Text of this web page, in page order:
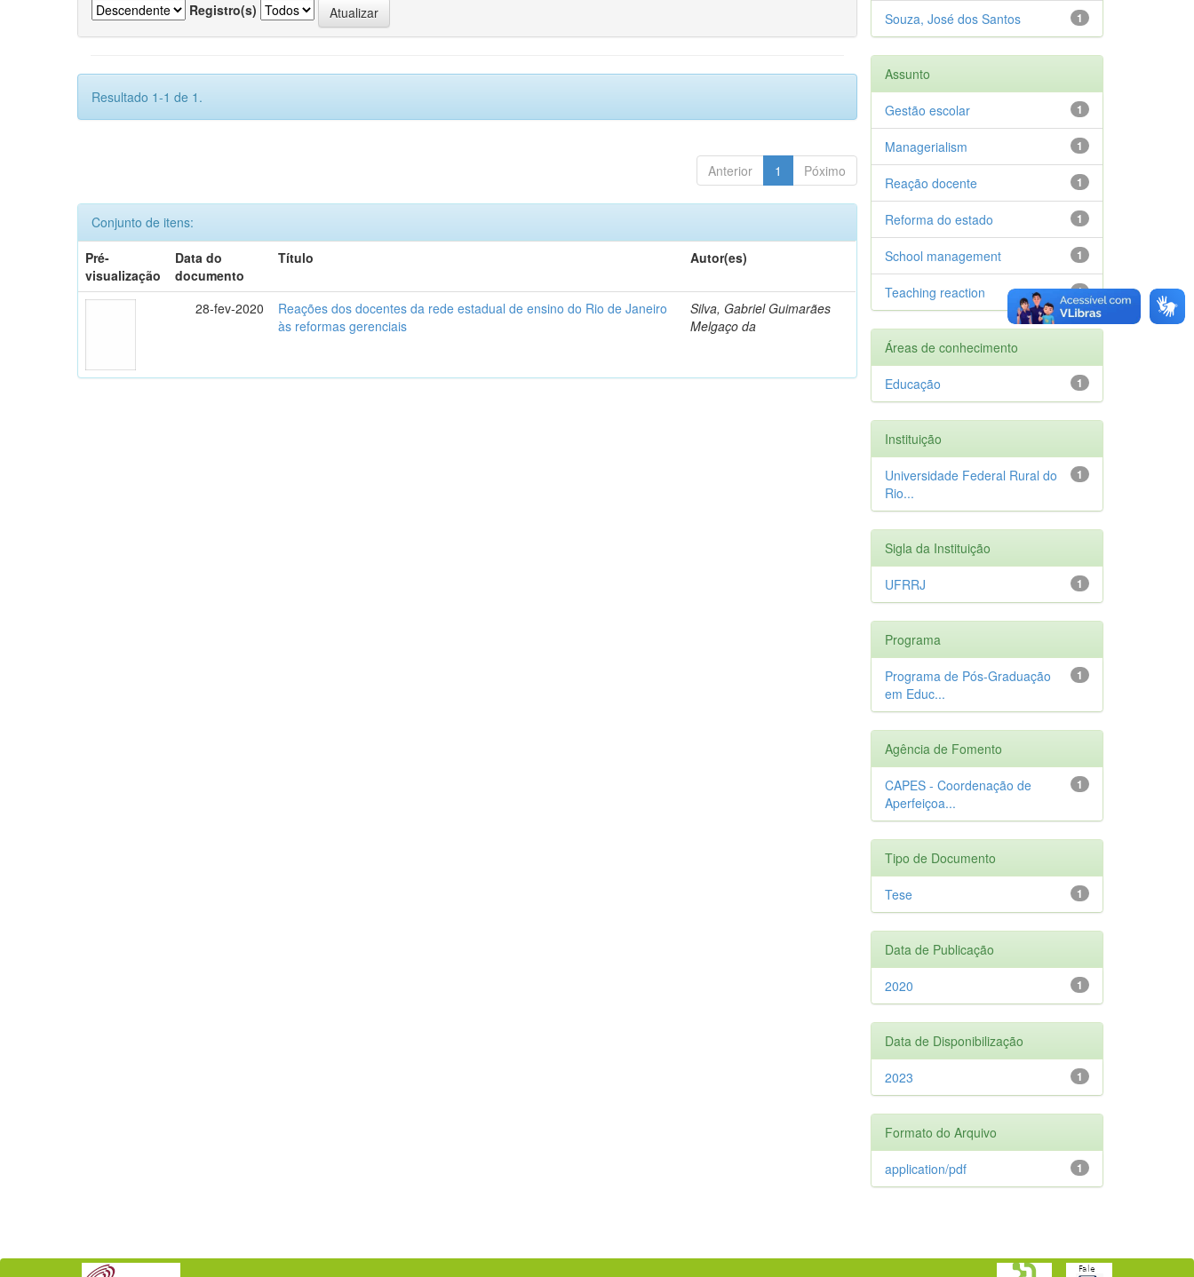
Registro(s)
Resultado 1-1 de 1.
Anterior 1 Póximo
Conjunto de itens:
Pré-
visualização
Data do
documento
Título Autor(es)
28-fev-2020
Reações dos docentes da rede estadual de ensino do Rio de Janeiro
às reformas gerenciais
Silva, Gabriel Guimarães
Melgaço da
1
Souza, José dos Santos
Assunto
1
Gestão escolar
1
Managerialism
1
Reação docente
1
Reforma do estado
1
School management
1
Teaching reaction
Áreas de conhecimento
1
Educação
Instituição
1
Universidade Federal Rural do
Rio...
Sigla da Instituição
1
UFRRJ
Programa
1
Programa de Pós-Graduação
em Educ...
Agência de Fomento
1
CAPES - Coordenação de
Aperfeiçoa...
Tipo de Documento
1
Tese
Data de Publicação
1
2020
Data de Disponibilização
1
2023
Formato do Arquivo
1
application/pdf